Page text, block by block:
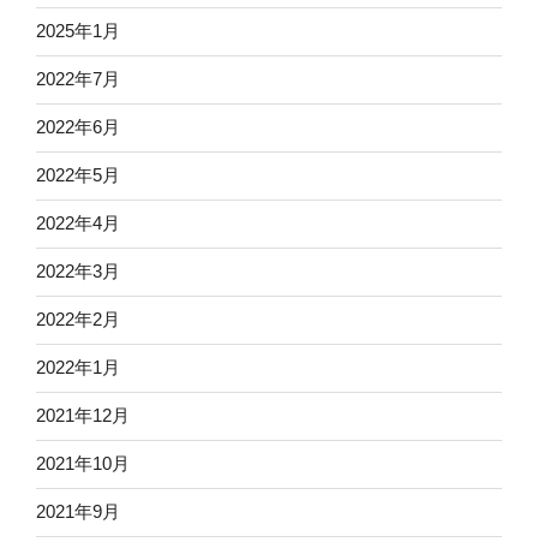
2025年1月
2022年7月
2022年6月
2022年5月
2022年4月
2022年3月
2022年2月
2022年1月
2021年12月
2021年10月
2021年9月